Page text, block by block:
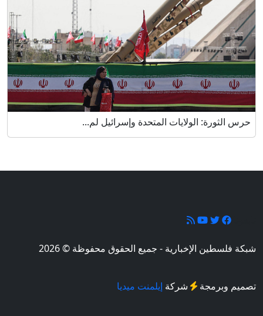
حرس الثورة: الولايات المتحدة وإسرائيل لم...
شبكة فلسطين الإخبارية - جميع الحقوق محفوظة © 2026
تصميم وبرمجة شركة إيلمنت ميديا